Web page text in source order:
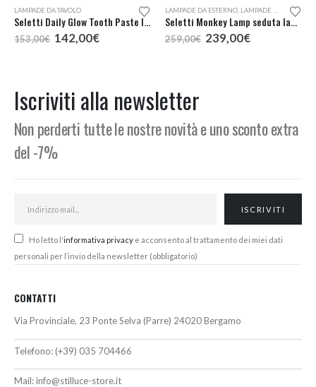
LAMPADE DA TAVOLO
Seletti Daily Glow Tooth Paste lampada tavolo
153,00€ Il
prezzo
142,00€Il
LAMPADE DA ESTERNO LAMPADE DA TAVOLO
Seletti Monkey Lamp seduta lampada da esterno
259,00€ Il
prezzo
239,00€Il
Iscriviti alla newsletter
Non perderti tutte le nostre novità e uno sconto extra
del -7%
Ho letto l'informativa privacy e acconsento al trattamento dei miei dati
personali per l’invio della newsletter (obbligatorio)
CONTATTI
Via Provinciale, 23 Ponte Selva (Parre) 24020 Bergamo
Telefono: (+39) 035 704466
Mail:info@stilluce-store.it